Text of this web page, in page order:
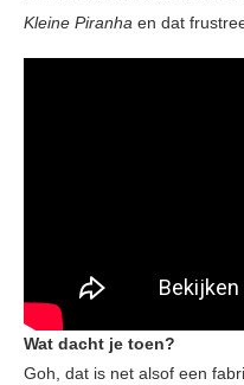
Kleine Piranha en dat
Wat dacht je toen?
Goh, dat is net alsof een